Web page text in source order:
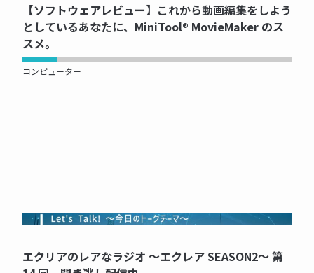
【ソフトウェアレビュー】これから動画編集をしよう
としているあなたに、MiniTool® MovieMaker のス
スメ。
コンピューター
NOW PRINTING...
エクリアのレアなラジオ ～エクレア SEASON2～ 第